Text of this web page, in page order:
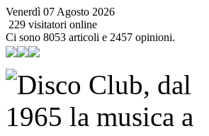
Venerdì 07 Agosto 2026
229 visitatori online
Ci sono 8053 articoli e 2457 opinioni.